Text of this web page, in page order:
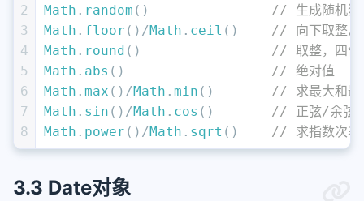
2
3
4
5
6
7
8
Math . random () // 生成随机数
Math . floor ()/Math . ceil () // 向下取整/
Math . round () // 取整，四舍
Math . abs () // 绝对值
Math . max ()/Math . min () // 求最大和最
Math . sin ()/Math . cos () // 正弦/余弦
Math . power ()/Math . sqrt () // 求指数次幂
3.3 Date对象